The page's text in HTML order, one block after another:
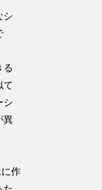
シ
る
て
シ
異
作